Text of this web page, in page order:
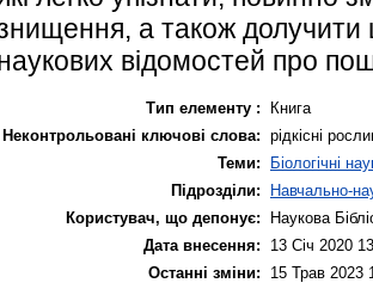
а також долучити
відомостей про
Тип елементу :
Книга
Неконтрольовані ключові слова: рідкісні
Теми:
Біологічні
Підрозділи:
Навчально-
Користувач, що депонує:
Наукова
Дата внесення:
13 Січ 2020
Останні зміни:
15 Трав 2023